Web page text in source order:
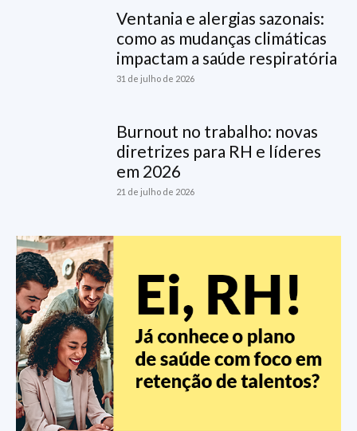
Ventania e alergias sazonais:
como as mudanças climáticas
impactam a saúde respiratória
31 de julho de 2026
Burnout no trabalho: novas
diretrizes para RH e líderes
em 2026
21 de julho de 2026